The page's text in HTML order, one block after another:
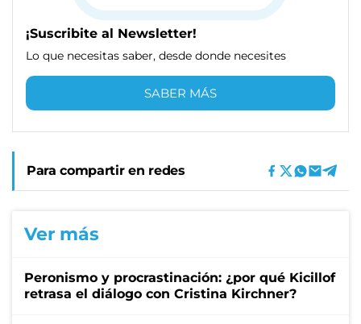
¡Suscribite al Newsletter!
Lo que necesitas saber, desde donde necesites
SABER MÁS
Para compartir en redes
Ver más
Peronismo y procrastinación: ¿por qué Kicillof
retrasa el diálogo con Cristina Kirchner?